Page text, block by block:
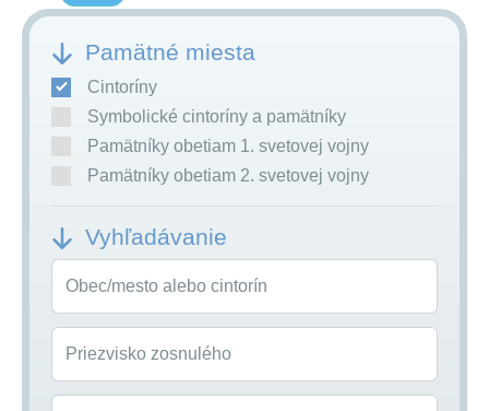
Pamätné miesta
Cintoríny
Symbolické cintoríny a pamätníky
Pamätníky obetiam 1. svetovej vojny
Pamätníky obetiam 2. svetovej vojny
Vyhľadávanie
Obec/mesto alebo cintorín
Priezvisko zosnulého